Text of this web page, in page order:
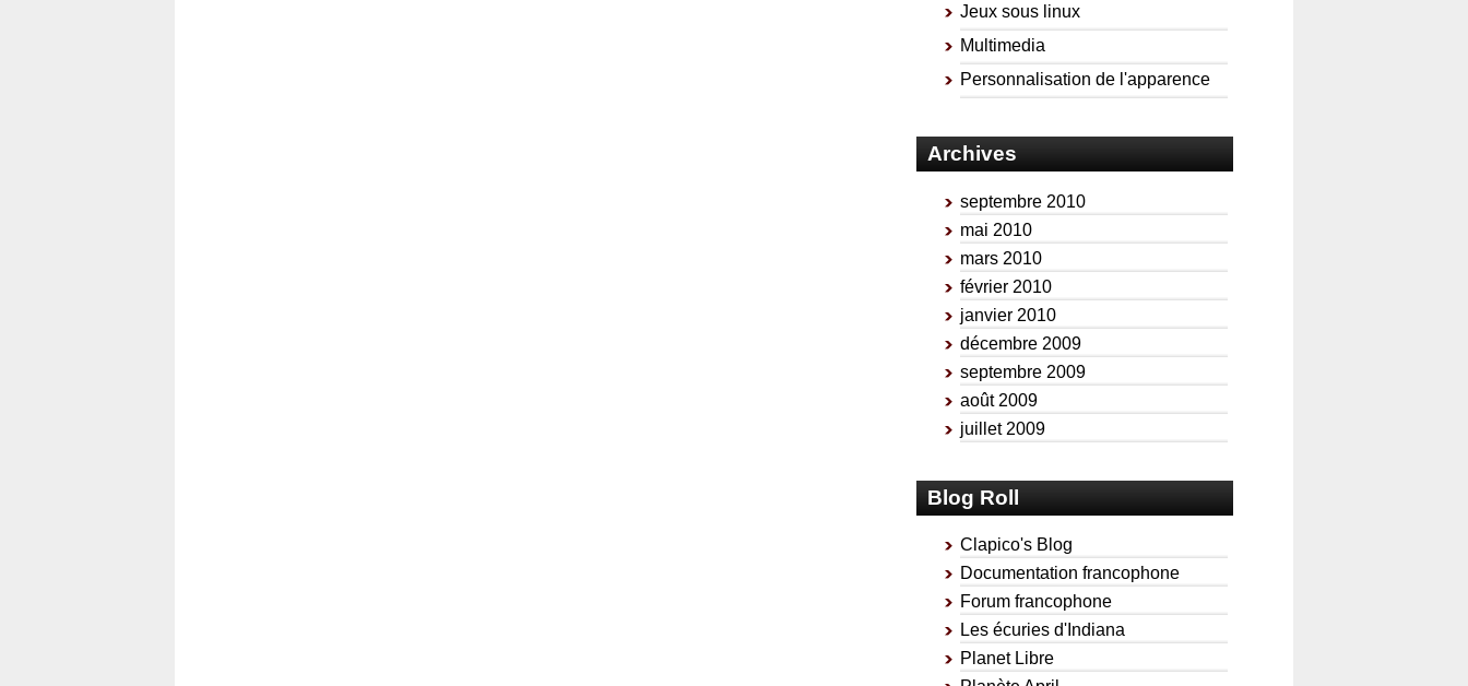
Jeux sous linux
Multimedia
Personnalisation de l'apparence
Archives
septembre 2010
mai 2010
mars 2010
février 2010
janvier 2010
décembre 2009
septembre 2009
août 2009
juillet 2009
Blog Roll
Clapico's Blog
Documentation francophone
Forum francophone
Les écuries d'Indiana
Planet Libre